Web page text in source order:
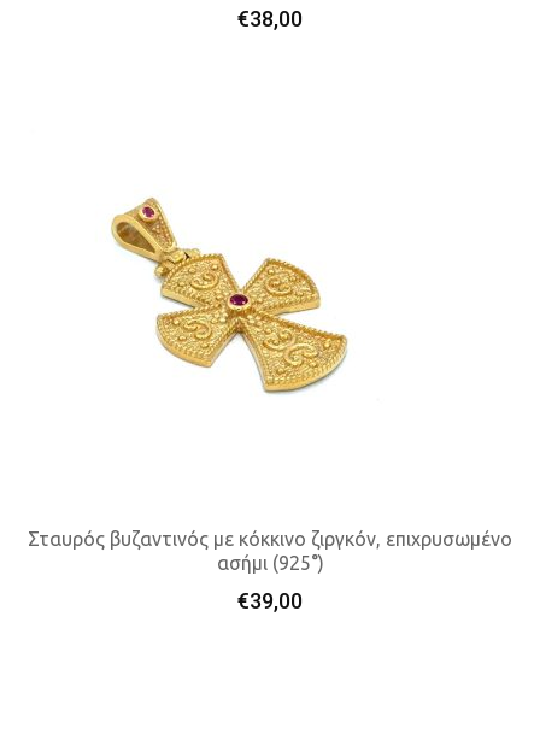
Προσθήκη Στο Καλάθι
€38,00
Προσθήκη Στο Καλάθι
Σταυρός βυζαντινός με κόκκινο ζιργκόν, επιχρυσωμένο
ασήμι (925°)
€39,00